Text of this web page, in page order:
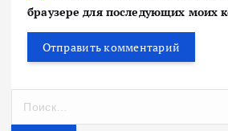
браузере для последующих моих